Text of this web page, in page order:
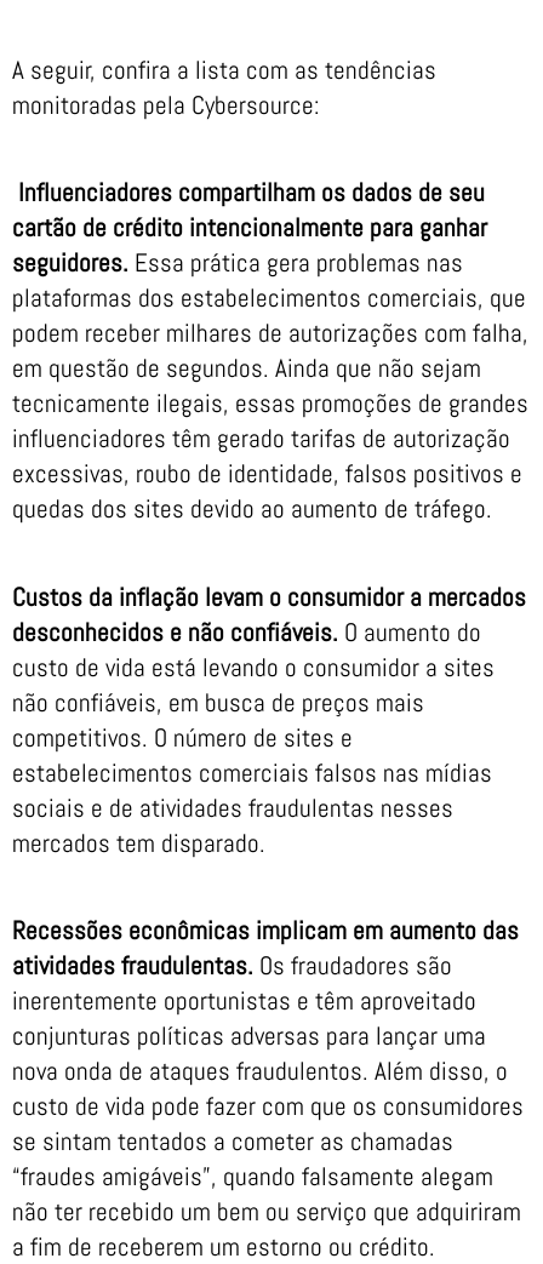
A seguir, confira a lista com as tendências
monitoradas pela Cybersource:
Influenciadores compartilham os dados de seu
cartão de crédito intencionalmente para ganhar
seguidores. Essa prática gera problemas nas
plataformas dos estabelecimentos comerciais, que
podem receber milhares de autorizações com falha,
em questão de segundos. Ainda que não sejam
tecnicamente ilegais, essas promoções de grandes
influenciadores têm gerado tarifas de autorização
excessivas, roubo de identidade, falsos positivos e
quedas dos sites devido ao aumento de tráfego.
Custos da inflação levam o consumidor a mercados
desconhecidos e não confiáveis. O aumento do
custo de vida está levando o consumidor a sites
não confiáveis, em busca de preços mais
competitivos. O número de sites e
estabelecimentos comerciais falsos nas mídias
sociais e de atividades fraudulentas nesses
mercados tem disparado.
Recessões econômicas implicam em aumento das
atividades fraudulentas. Os fraudadores são
inerentemente oportunistas e têm aproveitado
conjunturas políticas adversas para lançar uma
nova onda de ataques fraudulentos. Além disso, o
custo de vida pode fazer com que os consumidores
se sintam tentados a cometer as chamadas
“fraudes amigáveis”, quando falsamente alegam
não ter recebido um bem ou serviço que adquiriram
a fim de receberem um estorno ou crédito.